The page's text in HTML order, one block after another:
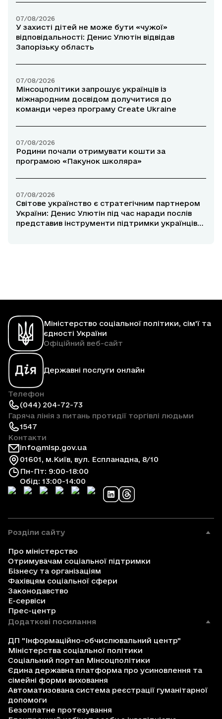
07/08/2026
У захисті дітей не може бути «чужої»
відповідальності: Денис Улютін відвідав
Запорізьку область
07/08/2026
Мінсоцполітики запрошує українців із
міжнародним досвідом долучитися до
команди через програму Create Ukraine
07/08/2026
Родини почали отримувати кошти за
програмою «Пакунок школяра»
07/08/2026
Світове українство є стратегічним партнером
України: Денис Улютін під час наради послів
представив інструменти підтримки українців
Міністерство соціальної політики, сім'ї та
єдності України
Офіційний веб-сайт
Державні послуги онлайн
Телефон
(044) 204-72-73
Гаряча лінія з питань протидії торгівлі людьми
1547
Контакти
info@mlsp.gov.ua
01601, м.Київ, вул. Еспланадна, 8/10
Пн-Пт: 9:00-18:00
Обід: 13:00-14:00
Розділи сайту
Про міністерство
Отримувачам соціальної підтримки
Бізнесу та організаціям
Фахівцям соціальної сфери
Законодавство
Е-сервіси
Прес-центр
Додаткові посилання
ДП "Інформаційно-обчислювальний центр"
Міністерства соціальної політики
Соціальний портал Мінсоцполітики
Єдина державна платформа про усиновлення та
сімейні форми виховання
Автоматизована система реєстрації гуманітарної
допомоги
Безоплатне протезування